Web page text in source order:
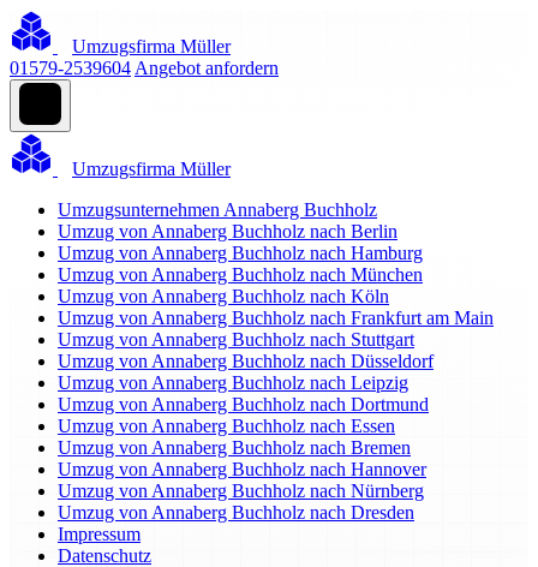
Umzugsfirma Müller
01579-2539604 Angebot anfordern
Umzugsfirma Müller
Umzugsunternehmen Annaberg Buchholz
Umzug von Annaberg Buchholz nach Berlin
Umzug von Annaberg Buchholz nach Hamburg
Umzug von Annaberg Buchholz nach München
Umzug von Annaberg Buchholz nach Köln
Umzug von Annaberg Buchholz nach Frankfurt am Main
Umzug von Annaberg Buchholz nach Stuttgart
Umzug von Annaberg Buchholz nach Düsseldorf
Umzug von Annaberg Buchholz nach Leipzig
Umzug von Annaberg Buchholz nach Dortmund
Umzug von Annaberg Buchholz nach Essen
Umzug von Annaberg Buchholz nach Bremen
Umzug von Annaberg Buchholz nach Hannover
Umzug von Annaberg Buchholz nach Nürnberg
Umzug von Annaberg Buchholz nach Dresden
Impressum
Datenschutz